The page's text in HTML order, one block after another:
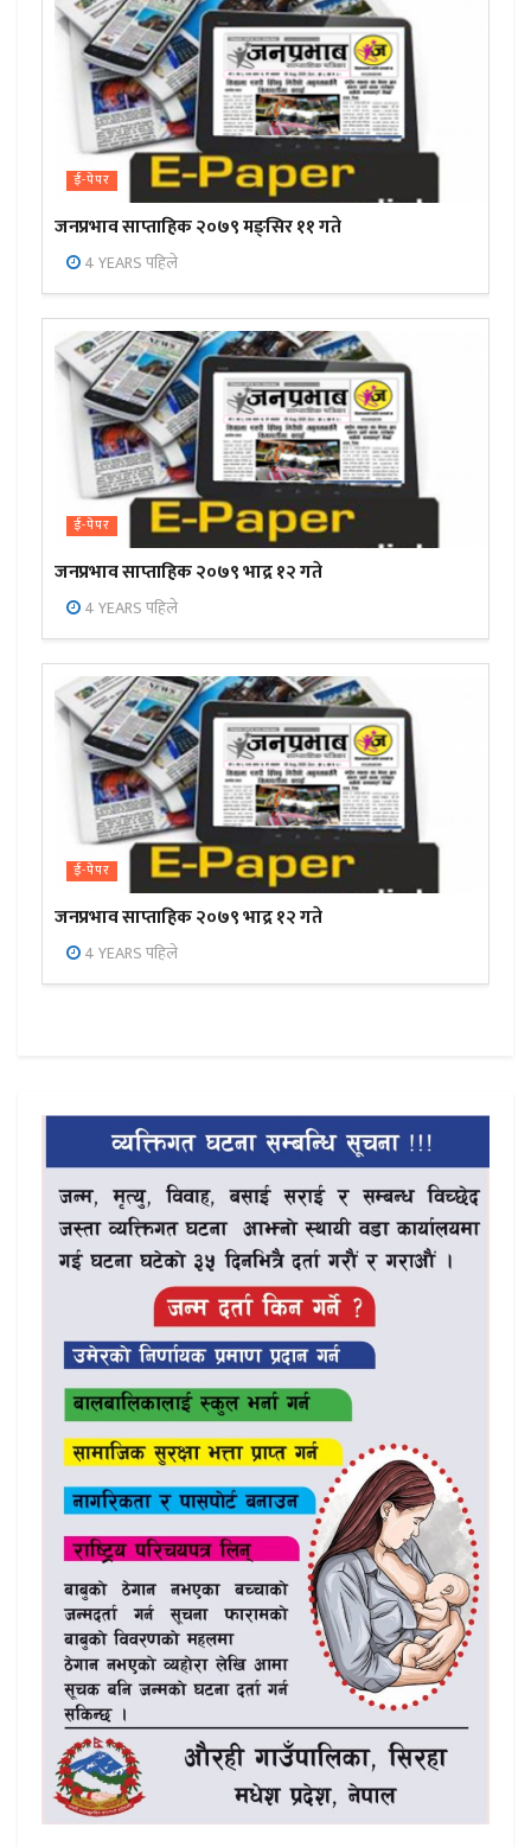
ई-पेपर
जनप्रभाव साप्ताहिक २०७९ मङ्सिर ११ गते
4 YEARS पहिले
ई-पेपर
जनप्रभाव साप्ताहिक २०७९ भाद्र १२ गते
4 YEARS पहिले
ई-पेपर
जनप्रभाव साप्ताहिक २०७९ भाद्र १२ गते
4 YEARS पहिले